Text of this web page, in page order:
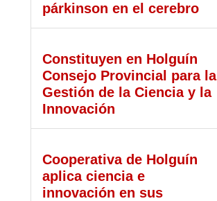
párkinson en el cerebro
Constituyen en Holguín
Consejo Provincial para la
Gestión de la Ciencia y la
Innovación
Cooperativa de Holguín
aplica ciencia e
innovación en sus